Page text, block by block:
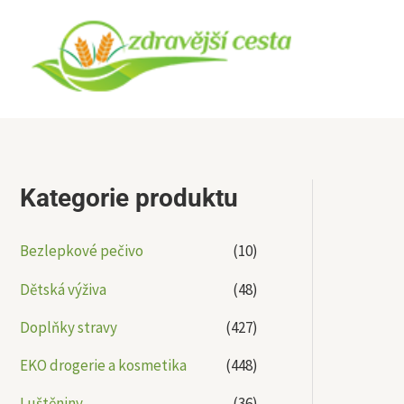
obsah
Kategorie produktu
Bezlepkové pečivo
(10)
Dětská výživa
(48)
Doplňky stravy
(427)
EKO drogerie a kosmetika
(448)